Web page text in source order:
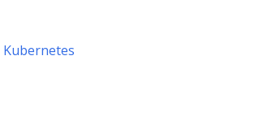
Kubernetes